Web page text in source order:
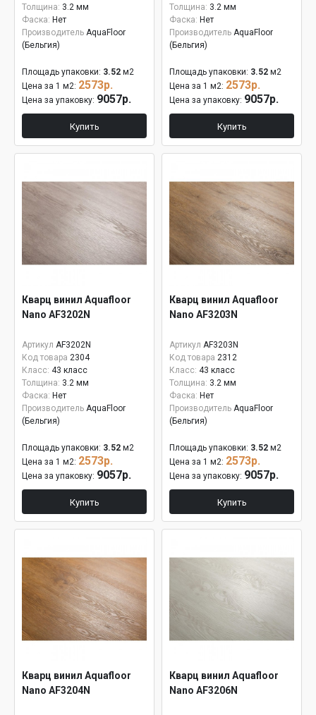
Толщина: 3.2 мм
Фаска: Нет
Производитель AquaFloor
(Бельгия)
Площадь упаковки: 3.52 м2
Цена за 1 м2: 2573р.
Цена за упаковку: 9057р.
Купить
Толщина: 3.2 мм
Фаска: Нет
Производитель AquaFloor
(Бельгия)
Площадь упаковки: 3.52 м2
Цена за 1 м2: 2573р.
Цена за упаковку: 9057р.
Купить
Кварц винил Aquafloor
Nano AF3202N
Артикул AF3202N
Код товара 2304
Класс: 43 класс
Толщина: 3.2 мм
Фаска: Нет
Производитель AquaFloor
(Бельгия)
Площадь упаковки: 3.52 м2
Цена за 1 м2: 2573р.
Цена за упаковку: 9057р.
Купить
Кварц винил Aquafloor
Nano AF3203N
Артикул AF3203N
Код товара 2312
Класс: 43 класс
Толщина: 3.2 мм
Фаска: Нет
Производитель AquaFloor
(Бельгия)
Площадь упаковки: 3.52 м2
Цена за 1 м2: 2573р.
Цена за упаковку: 9057р.
Купить
Кварц винил Aquafloor
Nano AF3204N
Кварц винил Aquafloor
Nano AF3206N